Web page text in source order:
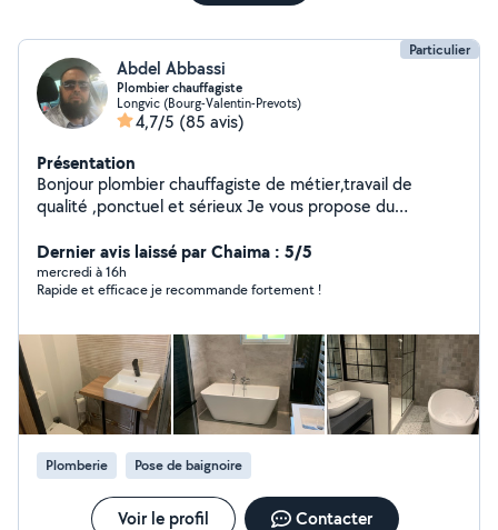
Particulier
Abdel Abbassi
Plombier chauffagiste
Longvic (Bourg-Valentin-Prevots)
4,7/5 (85 avis)
Présentation
Bonjour plombier chauffagiste de métier,travail de
qualité ,ponctuel et sérieux Je vous propose du
Réparation de fuites - Débouchage de canalisations -
Remplacement de robinetterie - Détection et
réparation de fuites - Remplacement / installation de
réparation fuite enterré - Recherche et dépannage
chauffage
Dernier avis laissé par Chaima : 5/5
mercredi à 16h
Rapide et efficace je recommande fortement !
Plomberie Pose de baignoire
Voir le profil Contacter